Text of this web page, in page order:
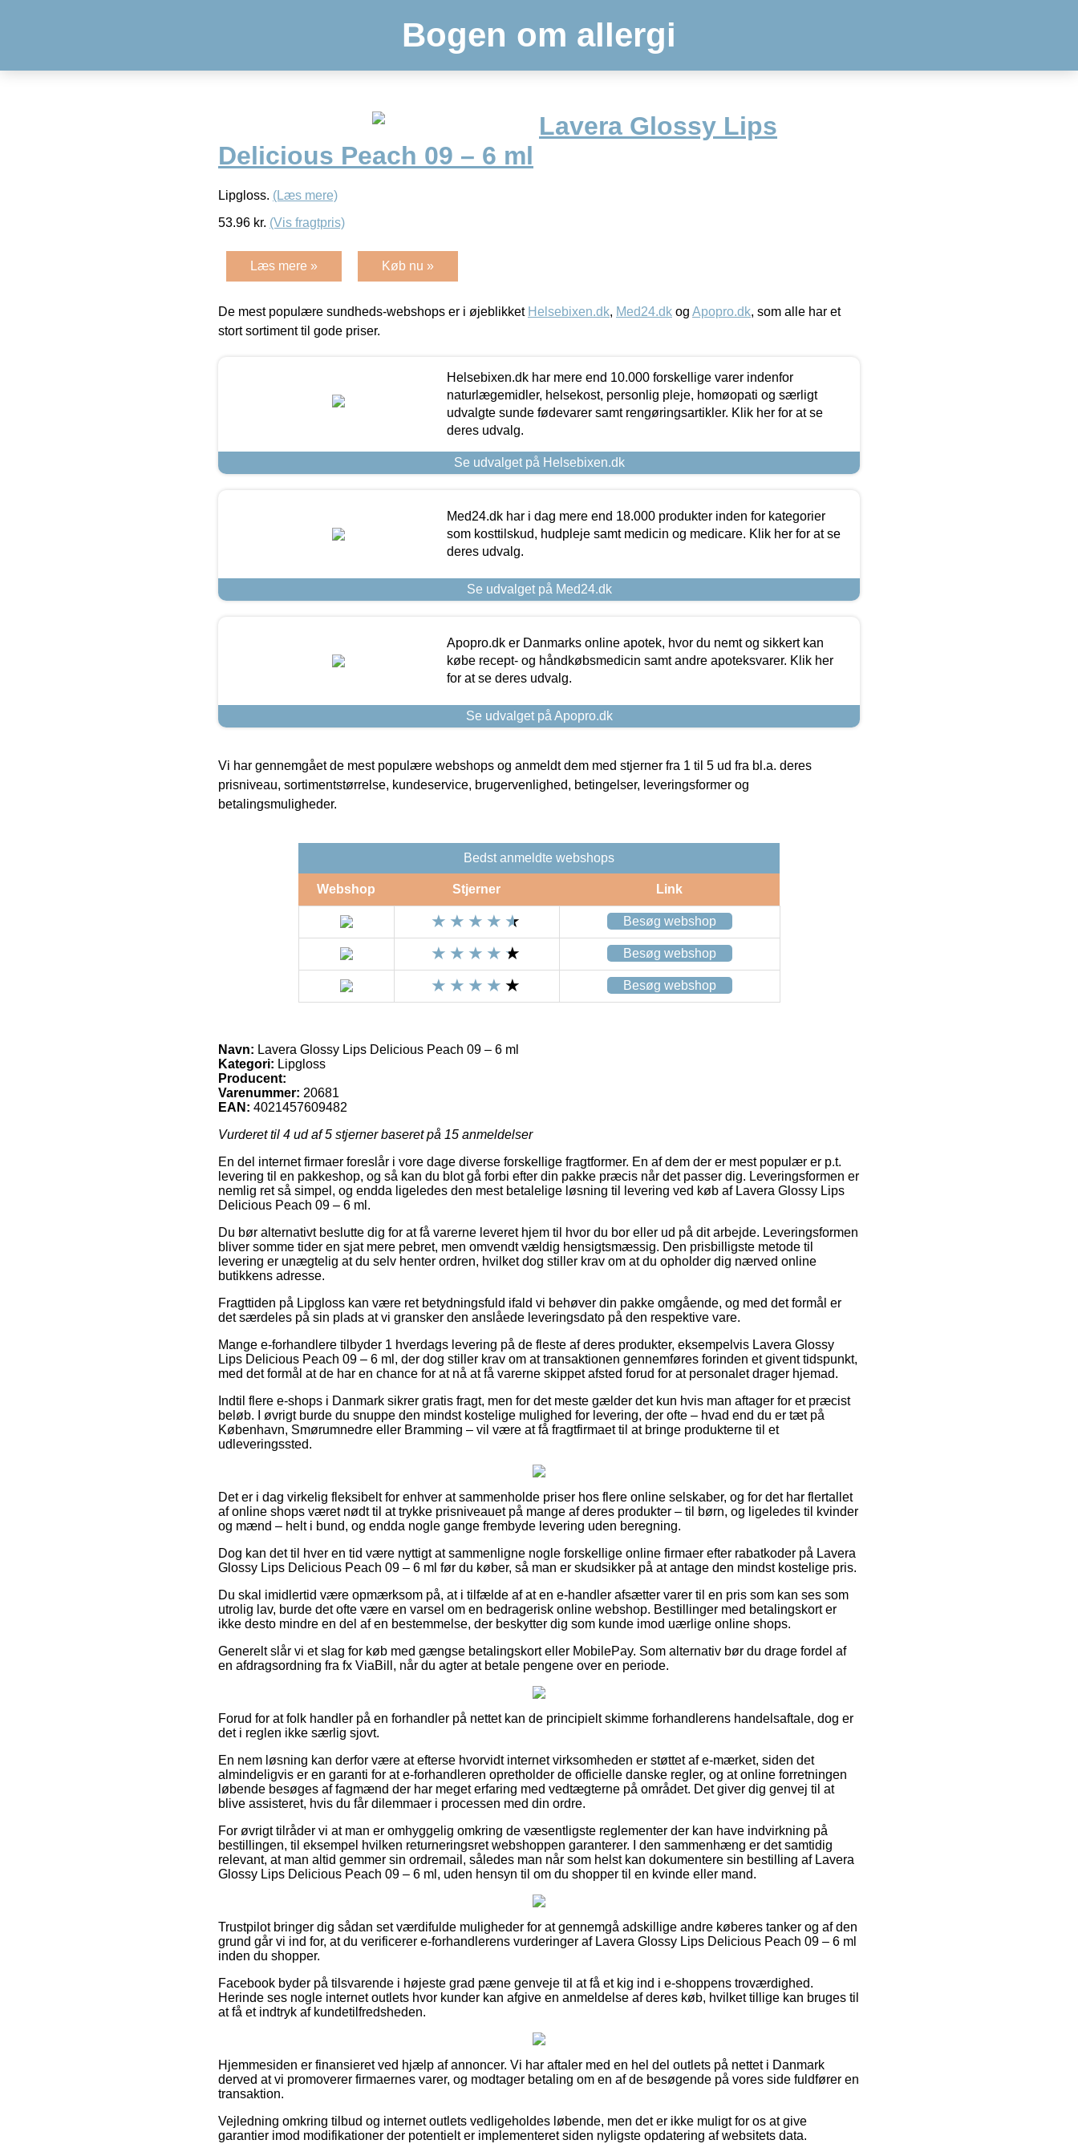
Bogen om allergi
Lavera Glossy Lips
Delicious Peach 09 – 6 ml
Lipgloss. (Læs mere)
53.96 kr. (Vis fragtpris)
Læs mere » Køb nu »
De mest populære sundheds-webshops er i øjeblikket Helsebixen.dk, Med24.dk og Apopro.dk, som alle har et
stort sortiment til gode priser.
Helsebixen.dk har mere end 10.000 forskellige varer indenfor
naturlægemidler, helsekost, personlig pleje, homøopati og særligt
udvalgte sunde fødevarer samt rengøringsartikler. Klik her for at se
deres udvalg.
Se udvalget på Helsebixen.dk
Med24.dk har i dag mere end 18.000 produkter inden for kategorier
som kosttilskud, hudpleje samt medicin og medicare. Klik her for at se
deres udvalg.
Se udvalget på Med24.dk
Apopro.dk er Danmarks online apotek, hvor du nemt og sikkert kan
købe recept- og håndkøbsmedicin samt andre apoteksvarer. Klik her
for at se deres udvalg.
Se udvalget på Apopro.dk
Vi har gennemgået de mest populære webshops og anmeldt dem med stjerner fra 1 til 5 ud fra bl.a. deres
prisniveau, sortimentstørrelse, kundeservice, brugervenlighed, betingelser, leveringsformer og
betalingsmuligheder.
Bedst anmeldte webshops
Webshop Stjerner Link
Besøg webshop
Besøg webshop
Besøg webshop
Navn: Lavera Glossy Lips Delicious Peach 09 – 6 ml
Kategori: Lipgloss
Producent:
Varenummer: 20681
EAN: 4021457609482
Vurderet til 4 ud af 5 stjerner baseret på 15 anmeldelser
En del internet firmaer foreslår i vore dage diverse forskellige fragtformer. En af dem der er mest populær er p.t.
levering til en pakkeshop, og så kan du blot gå forbi efter din pakke præcis når det passer dig. Leveringsformen er
nemlig ret så simpel, og endda ligeledes den mest betalelige løsning til levering ved køb af Lavera Glossy Lips
Delicious Peach 09 – 6 ml.
Du bør alternativt beslutte dig for at få varerne leveret hjem til hvor du bor eller ud på dit arbejde. Leveringsformen
bliver somme tider en sjat mere pebret, men omvendt vældig hensigtsmæssig. Den prisbilligste metode til
levering er unægtelig at du selv henter ordren, hvilket dog stiller krav om at du opholder dig nærved online
butikkens adresse.
Fragttiden på Lipgloss kan være ret betydningsfuld ifald vi behøver din pakke omgående, og med det formål er
det særdeles på sin plads at vi gransker den anslåede leveringsdato på den respektive vare.
Mange e-forhandlere tilbyder 1 hverdags levering på de fleste af deres produkter, eksempelvis Lavera Glossy
Lips Delicious Peach 09 – 6 ml, der dog stiller krav om at transaktionen gennemføres forinden et givent tidspunkt,
med det formål at de har en chance for at nå at få varerne skippet afsted forud for at personalet drager hjemad.
Indtil flere e-shops i Danmark sikrer gratis fragt, men for det meste gælder det kun hvis man aftager for et præcist
beløb. I øvrigt burde du snuppe den mindst kostelige mulighed for levering, der ofte – hvad end du er tæt på
København, Smørumnedre eller Bramming – vil være at få fragtfirmaet til at bringe produkterne til et
udleveringssted.
Det er i dag virkelig fleksibelt for enhver at sammenholde priser hos flere online selskaber, og for det har flertallet
af online shops været nødt til at trykke prisniveauet på mange af deres produkter – til børn, og ligeledes til kvinder
og mænd – helt i bund, og endda nogle gange frembyde levering uden beregning.
Dog kan det til hver en tid være nyttigt at sammenligne nogle forskellige online firmaer efter rabatkoder på Lavera
Glossy Lips Delicious Peach 09 – 6 ml før du køber, så man er skudsikker på at antage den mindst kostelige pris.
Du skal imidlertid være opmærksom på, at i tilfælde af at en e-handler afsætter varer til en pris som kan ses som
utrolig lav, burde det ofte være en varsel om en bedragerisk online webshop. Bestillinger med betalingskort er
ikke desto mindre en del af en bestemmelse, der beskytter dig som kunde imod uærlige online shops.
Generelt slår vi et slag for køb med gængse betalingskort eller MobilePay. Som alternativ bør du drage fordel af
en afdragsordning fra fx ViaBill, når du agter at betale pengene over en periode.
Forud for at folk handler på en forhandler på nettet kan de principielt skimme forhandlerens handelsaftale, dog er
det i reglen ikke særlig sjovt.
En nem løsning kan derfor være at efterse hvorvidt internet virksomheden er støttet af e-mærket, siden det
almindeligvis er en garanti for at e-forhandleren opretholder de officielle danske regler, og at online forretningen
løbende besøges af fagmænd der har meget erfaring med vedtægterne på området. Det giver dig genvej til at
blive assisteret, hvis du får dilemmaer i processen med din ordre.
For øvrigt tilråder vi at man er omhyggelig omkring de væsentligste reglementer der kan have indvirkning på
bestillingen, til eksempel hvilken returneringsret webshoppen garanterer. I den sammenhæng er det samtidig
relevant, at man altid gemmer sin ordremail, således man når som helst kan dokumentere sin bestilling af Lavera
Glossy Lips Delicious Peach 09 – 6 ml, uden hensyn til om du shopper til en kvinde eller mand.
Trustpilot bringer dig sådan set værdifulde muligheder for at gennemgå adskillige andre køberes tanker og af den
grund går vi ind for, at du verificerer e-forhandlerens vurderinger af Lavera Glossy Lips Delicious Peach 09 – 6 ml
inden du shopper.
Facebook byder på tilsvarende i højeste grad pæne genveje til at få et kig ind i e-shoppens troværdighed.
Herinde ses nogle internet outlets hvor kunder kan afgive en anmeldelse af deres køb, hvilket tillige kan bruges til
at få et indtryk af kundetilfredsheden.
Hjemmesiden er finansieret ved hjælp af annoncer. Vi har aftaler med en hel del outlets på nettet i Danmark
derved at vi promoverer firmaernes varer, og modtager betaling om en af de besøgende på vores side fuldfører en
transaktion.
Vejledning omkring tilbud og internet outlets vedligeholdes løbende, men det er ikke muligt for os at give
garantier imod modifikationer der potentielt er implementeret siden nyligste opdatering af websitets data.